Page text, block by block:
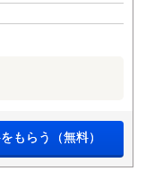
もらう（無料）